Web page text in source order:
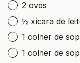
2 ovos
½ xícara de
1 colher de
1 colher de